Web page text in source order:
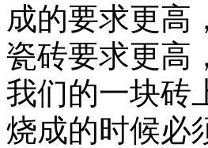
成的要求更高
瓷砖要求更高
我们的一块砖
烧成的时候必